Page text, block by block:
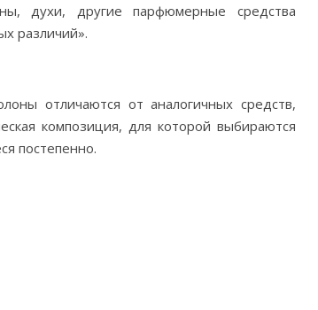
духи, другие парфюмерные средства
различий».
отличаются от аналогичных средств,
композиция, для которой выбираются
постепенно.